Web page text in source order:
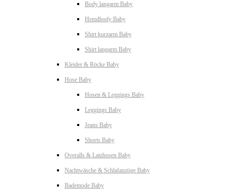
Body langarm Baby
Hemdbody Baby
Shirt kurzarm Baby
Shirt langarm Baby
Kleider & Röcke Baby
Hose Baby
Hosen & Leggings Baby
Leggings Baby
Jeans Baby
Shorts Baby
Overalls & Latzhosen Baby
Nachtwäsche & Schlafanzüge Baby
Bademode Baby